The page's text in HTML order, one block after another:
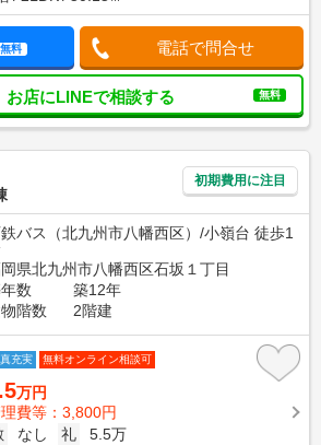
無料 電話で問合せ
お店にLINEで相談する 無料
初期費用に注目
バス（北九州市八幡西区）/小嶺台 徒歩1
県北九州市八幡西区石坂１丁目
数
築12年
階数
2階建
充実 無料オンライン相談可
万円
費等：3,800円
なし 礼
5.5万